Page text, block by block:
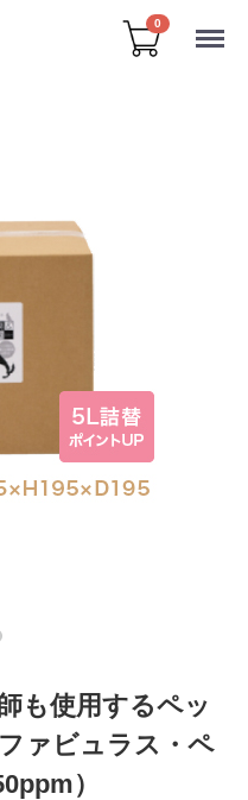
0
も使用するペッ
ァビュラス・ペ
）